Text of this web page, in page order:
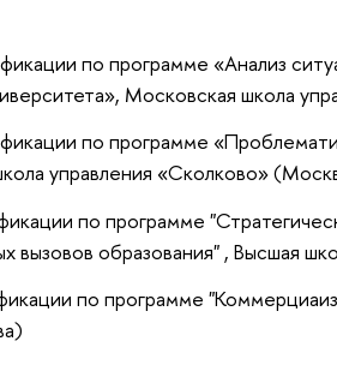
по программе «Анализ
Московская школа
по программе
управления «Сколково»
по программе
вызовов образования" , Высшая
по программе